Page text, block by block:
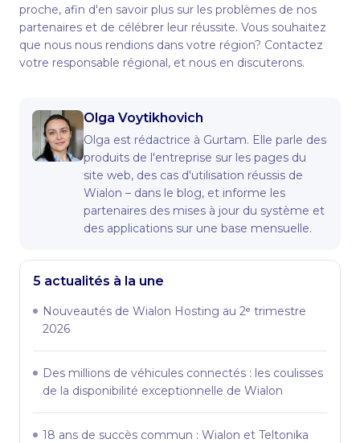
proche, afin d'en savoir plus sur les problèmes de nos
partenaires et de célébrer leur réussite. Vous souhaitez
que nous nous rendions dans votre région? Contactez
votre responsable régional, et nous en discuterons.
Olga Voytikhovich
Olga est rédactrice à Gurtam. Elle parle des
produits de l'entreprise sur les pages du
site web, des cas d'utilisation réussis de
Wialon – dans le blog, et informe les
partenaires des mises à jour du système et
des applications sur une base mensuelle.
5 actualités à la une
Nouveautés de Wialon Hosting au 2ᵉ trimestre
2026
Des millions de véhicules connectés : les coulisses
de la disponibilité exceptionnelle de Wialon
18 ans de succès commun : Wialon et Teltonika